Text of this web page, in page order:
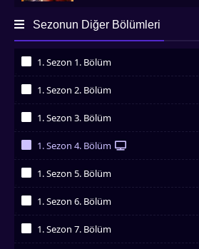
Sezonun Diğer Bölümleri
1. Sezon 1. Bölüm
1. Sezon 2. Bölüm
1. Sezon 3. Bölüm
1. Sezon 4. Bölüm
1. Sezon 5. Bölüm
1. Sezon 6. Bölüm
1. Sezon 7. Bölüm